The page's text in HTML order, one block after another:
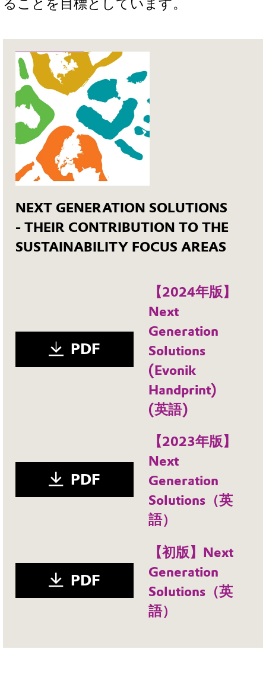
ることを目標としています。
NEXT GENERATION SOLUTIONS
- THEIR CONTRIBUTION TO THE
SUSTAINABILITY FOCUS AREAS
PDF
【2024年版】
Next
Generation
Solutions
(Evonik
Handprint)
(英語)
PDF
【2023年版】
Next
Generation
Solutions（英
語）
PDF
【初版】Next
Generation
Solutions（英
語）